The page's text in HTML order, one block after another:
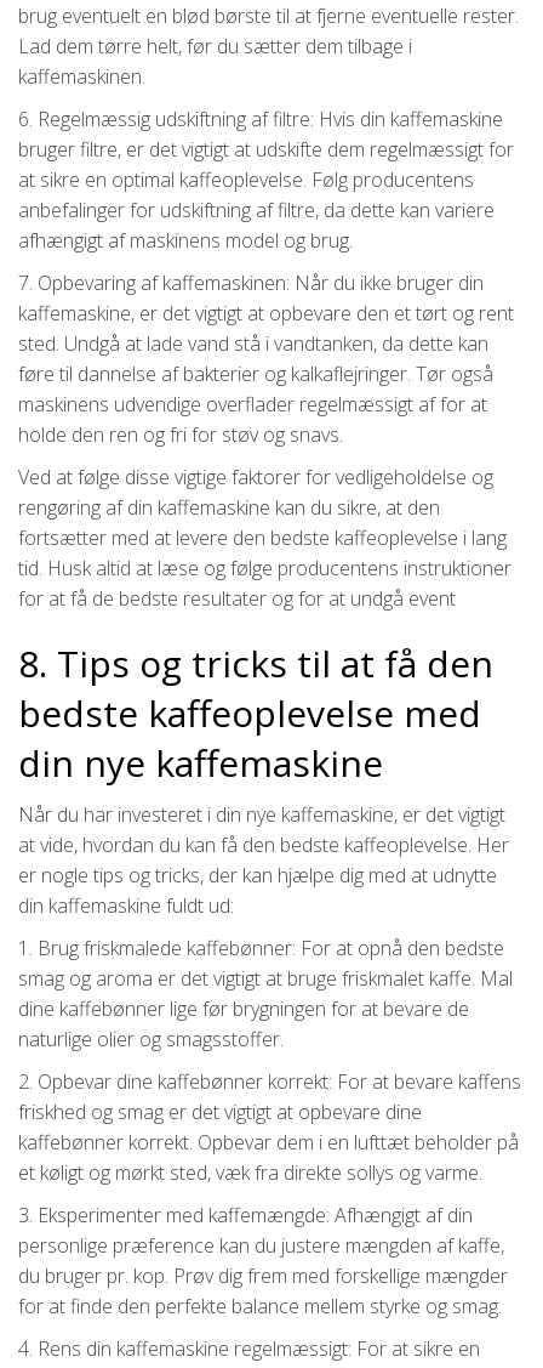
brug eventuelt en blød børste til at fjerne eventuelle rester.
Lad dem tørre helt, før du sætter dem tilbage i
kaffemaskinen.
6. Regelmæssig udskiftning af filtre: Hvis din kaffemaskine
bruger filtre, er det vigtigt at udskifte dem regelmæssigt for
at sikre en optimal kaffeoplevelse. Følg producentens
anbefalinger for udskiftning af filtre, da dette kan variere
afhængigt af maskinens model og brug.
7. Opbevaring af kaffemaskinen: Når du ikke bruger din
kaffemaskine, er det vigtigt at opbevare den et tørt og rent
sted. Undgå at lade vand stå i vandtanken, da dette kan
føre til dannelse af bakterier og kalkaflejringer. Tør også
maskinens udvendige overflader regelmæssigt af for at
holde den ren og fri for støv og snavs.
Ved at følge disse vigtige faktorer for vedligeholdelse og
rengøring af din kaffemaskine kan du sikre, at den
fortsætter med at levere den bedste kaffeoplevelse i lang
tid. Husk altid at læse og følge producentens instruktioner
for at få de bedste resultater og for at undgå event
8. Tips og tricks til at få den
bedste kaffeoplevelse med
din nye kaffemaskine
Når du har investeret i din nye kaffemaskine, er det vigtigt
at vide, hvordan du kan få den bedste kaffeoplevelse. Her
er nogle tips og tricks, der kan hjælpe dig med at udnytte
din kaffemaskine fuldt ud:
1. Brug friskmalede kaffebønner: For at opnå den bedste
smag og aroma er det vigtigt at bruge friskmalet kaffe. Mal
dine kaffebønner lige før brygningen for at bevare de
naturlige olier og smagsstoffer.
2. Opbevar dine kaffebønner korrekt: For at bevare kaffens
friskhed og smag er det vigtigt at opbevare dine
kaffebønner korrekt. Opbevar dem i en lufttæt beholder på
et køligt og mørkt sted, væk fra direkte sollys og varme.
3. Eksperimenter med kaffemængde: Afhængigt af din
personlige præference kan du justere mængden af kaffe,
du bruger pr. kop. Prøv dig frem med forskellige mængder
for at finde den perfekte balance mellem styrke og smag.
4. Rens din kaffemaskine regelmæssigt: For at sikre en